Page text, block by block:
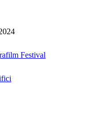
Festival